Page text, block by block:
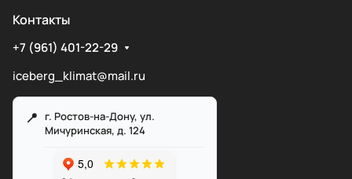
Контакты
+7 (961) 401-22-29
iceberg_klimat@mail.ru
г. Ростов-на-Дону, ул.
Мичуринская, д. 124